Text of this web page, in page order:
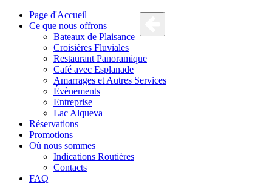
Page d'Accueil
Ce que nous offrons
Bateaux de Plaisance
Croisières Fluviales
Restaurant Panoramique
Café avec Esplanade
Amarrages et Autres Services
Évènements
Entreprise
Lac Alqueva
Réservations
Promotions
Où nous sommes
Indications Routières
Contacts
FAQ